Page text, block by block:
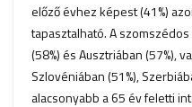
előző évhez képest (41%)
tapasztalható. A
(58%) és Ausztriában (57%),
Szlovéniában (51%),
alacsonyabb a 65 év feletti